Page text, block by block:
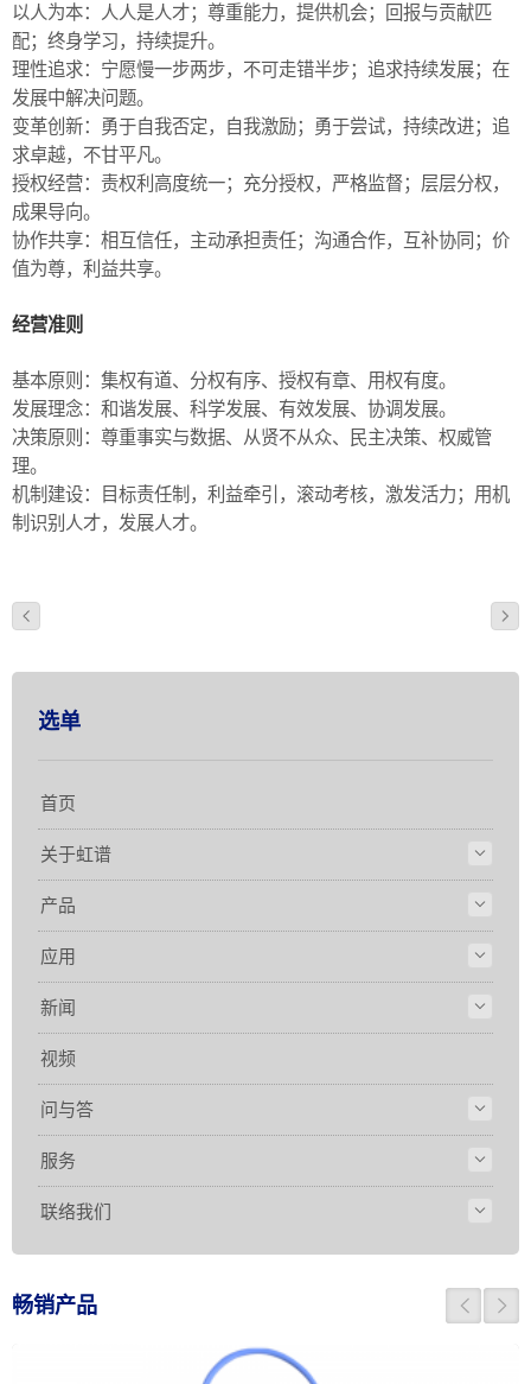
以人为本：人人是人才；尊重能力，提供机会；回报与贡献匹
配；终身学习，持续提升。
理性追求：宁愿慢一步两步，不可走错半步；追求持续发展；在
发展中解决问题。
变革创新：勇于自我否定，自我激励；勇于尝试，持续改进；追
求卓越，不甘平凡。
授权经营：责权利高度统一；充分授权，严格监督；层层分权，
成果导向。
协作共享：相互信任，主动承担责任；沟通合作，互补协同；价
值为尊，利益共享。
经营准则
基本原则：集权有道、分权有序、授权有章、用权有度。
发展理念：和谐发展、科学发展、有效发展、协调发展。
决策原则：尊重事实与数据、从贤不从众、民主决策、权威管
理。
机制建设：目标责任制，利益牵引，滚动考核，激发活力；用机
制识别人才，发展人才。
选单
首页
关于虹谱
产品
应用
新闻
视频
问与答
服务
联络我们
畅销产品